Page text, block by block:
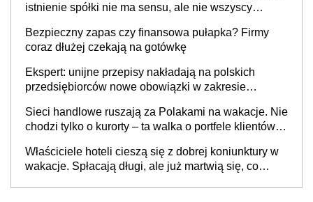
istnienie spółki nie ma sensu, ale nie wszyscy
Bezpieczny zapas czy finansowa pułapka? Firmy
coraz dłużej czekają na gotówkę
Ekspert: unijne przepisy nakładają na polskich
przedsiębiorców nowe obowiązki w zakresie
Sieci handlowe ruszają za Polakami na wakacje. Nie
chodzi tylko o kurorty – ta walka o portfele klientów
cichu
Właściciele hoteli cieszą się z dobrej koniunktury w
wakacje. Spłacają długi, ale już martwią się, co